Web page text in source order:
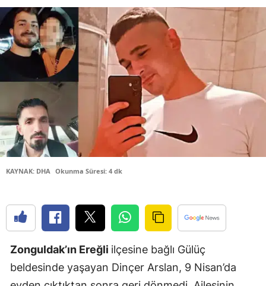
Çanakkale
Çankırı
Çorum
Denizli
Diyarbakır
Gaziantep
KAYNAK: DHA Okunma Süresi: 4 dk
Zonguldak’ın Ereğli ilçesine bağlı Gülüç
beldesinde yaşayan Dinçer Arslan, 9 Nisan’da